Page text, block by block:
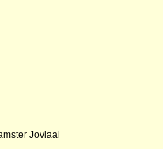
Joviaal